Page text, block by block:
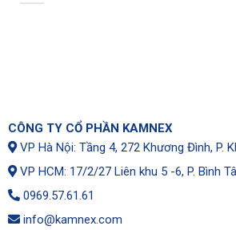
CÔNG TY CỔ PHẦN KAMNEX
VP Hà Nội: Tầng 4, 272 Khương Đình, P.
VP HCM: 17/2/27 Liên khu 5 -6, P. Bình
0969.57.61.61
info@kamnex.com